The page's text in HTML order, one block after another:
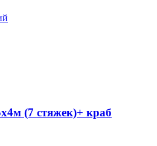
(7 стяжек)+ краб